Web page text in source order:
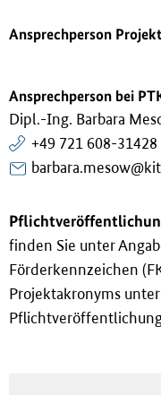
Ansprechperson
Ansprechperson bei
Dipl.-Ing. Barbara
+49 721 608-31428
finden Sie unter
Förderkennzeichen
Projektakronyms unter